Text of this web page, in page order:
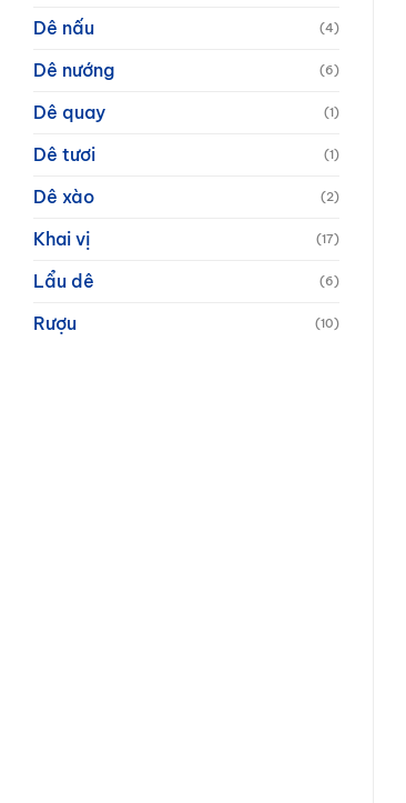
Dê nấu (4)
Dê nướng (6)
Dê quay (1)
Dê tươi (1)
Dê xào (2)
Khai vị (17)
Lẩu dê (6)
Rượu (10)